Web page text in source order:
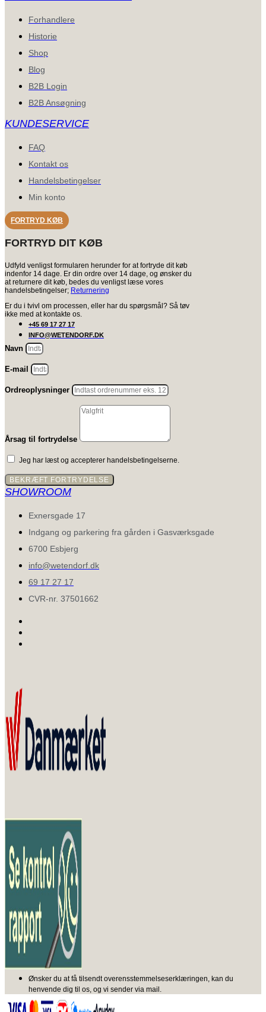
Forhandlere
Historie
Shop
Blog
B2B Login
B2B Ansøgning
KUNDESERVICE
FAQ
Kontakt os
Handelsbetingelser
Min konto
FORTRYD KØB
FORTRYD DIT KØB
Udfyld venligst formularen herunder for at fortryde dit køb
indenfor 14 dage. Er din ordre over 14 dage, og ønsker du
at returnere dit køb, bedes du venligst læse vores
handelsbetingelser; Returnering
Er du i tvivl om processen, eller har du spørgsmål? Så tøv
ikke med at kontakte os.
+45 69 17 27 17
INFO@WETENDORF.DK
Navn
E-mail
Ordreoplysninger
Årsag til fortrydelse
Jeg har læst og accepterer handelsbetingelserne.
BEKRÆFT FORTRYDELSE
SHOWROOM
Exnersgade 17
Indgang og parkering fra gården i Gasværksgade
6700 Esbjerg
info@wetendorf.dk
69 17 27 17
CVR-nr. 37501662
Ønsker du at få tilsendt overensstemmelseserklæringen, kan du
henvende dig til os, og vi sender via mail.